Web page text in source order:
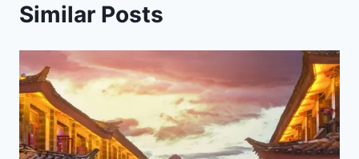
Similar Posts